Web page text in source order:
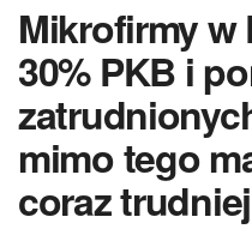
Mikrofirmy w
30% PKB i
mimo tego
coraz